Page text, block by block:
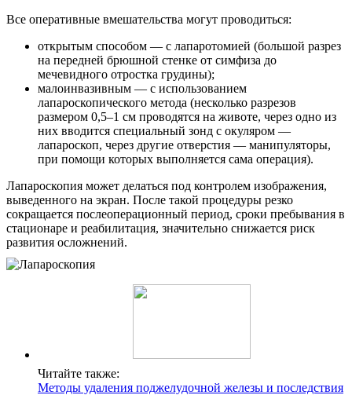
Все оперативные вмешательства могут проводиться:
открытым способом — с лапаротомией (большой разрез
на передней брюшной стенке от симфиза до
мечевидного отростка грудины);
малоинвазивным — с использованием
лапароскопического метода (несколько разрезов
размером 0,5–1 см проводятся на животе, через одно из
них вводится специальный зонд с окуляром —
лапароскоп, через другие отверстия — манипуляторы,
при помощи которых выполняется сама операция).
Лапароскопия может делаться под контролем изображения,
выведенного на экран. После такой процедуры резко
сокращается послеоперационный период, сроки пребывания в
стационаре и реабилитация, значительно снижается риск
развития осложнений.
Читайте также:
Методы удаления поджелудочной железы и последствия